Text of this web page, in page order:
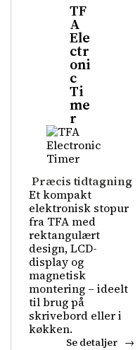
Præcis tidtagning
TF
A
Ele
ctr
oni
c
Ti
me
r
Et kompakt
elektronisk stopur
fra TFA med
rektangulært
design, LCD-
display og
magnetisk
montering – ideelt
til brug på
skrivebord eller i
køkken.
Se detaljer